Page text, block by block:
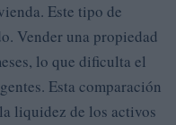
Este tipo de
Vender una propiedad
lo que dificulta el
Esta comparación
liquidez de los activos